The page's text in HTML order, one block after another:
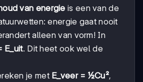
van energie is een van de
energie gaat nooit
alleen van vorm! In
E_uit. Dit heet ook wel de
je met E_veer = ½Cu²,